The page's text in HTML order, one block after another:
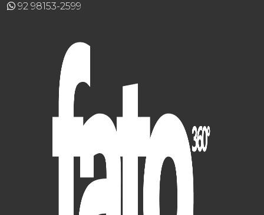
92 98153-2599